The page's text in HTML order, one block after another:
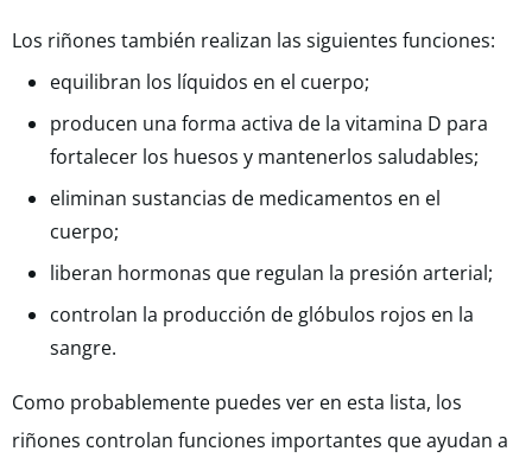
Los riñones también realizan las siguientes funciones:
equilibran los líquidos en el cuerpo;
producen una forma activa de la vitamina D para
fortalecer los huesos y mantenerlos saludables;
eliminan sustancias de medicamentos en el
cuerpo;
liberan hormonas que regulan la presión arterial;
controlan la producción de glóbulos rojos en la
sangre.
Como probablemente puedes ver en esta lista, los
riñones controlan funciones importantes que ayudan a